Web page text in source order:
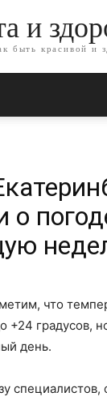
и
быть красивой и
о
что
+24 градусов,
день.